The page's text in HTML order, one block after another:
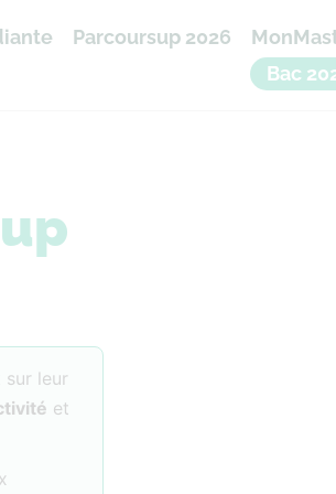
Parcoursup 2026
Bac
leur
et